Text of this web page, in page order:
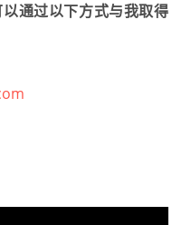
通过以下方式与我取得